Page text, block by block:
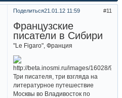
Поделиться 11
21.01.12 11:59
Французские
писатели в Сибири
"Le Figaro", Франция
Три писателя, три взгляда на
литературное путешествие
Москвы во Владивосток по